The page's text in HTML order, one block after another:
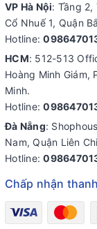
VP Hà Nội: Tầng 2,
Cổ Nhuế 1, Quận
Hotline:
HCM: 512-513
Hoàng Minh Giám,
Minh.
Hotline:
Đà Nẵng:
Nam, Quận Liên
Hotline:
Chấp nhận